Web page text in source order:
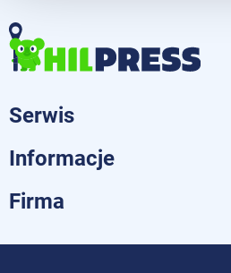
Serwis
Informacje
Firma